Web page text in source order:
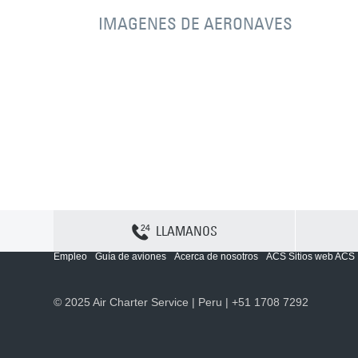
IMAGENES DE AERONAVES
LLAMANOS
Sitemap Política y privacidad
Empleo
Guía de aviones Acerca de nosotros ACS Sitios web ACS
© 2025 Air Charter Service | Peru | +51 1708 7292